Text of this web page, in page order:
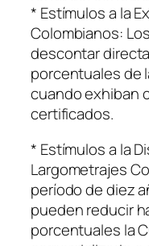
* Estímulos a la
Colombianos:
descontar
porcentuales de
cuando exhiban
certificados.
* Estímulos a la
Largometrajes
período de diez
pueden reducir
porcentuales la